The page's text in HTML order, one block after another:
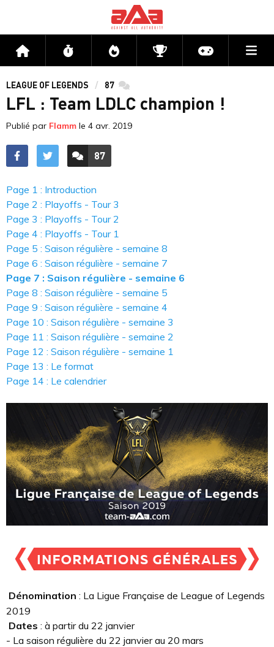
Accueil Flux Directs CompétitionsActu jeux
LEAGUE OF LEGENDS 87 commentaires
LFL : Team LDLC champion !
Publié par Flamm le 4 avr. 2019
ACCÉDER AUX
87
COMMENTAIRES
Page 1 : Introduction
Page 2 : Playoffs - Tour 3
Page 3 : Playoffs - Tour 2
Page 4 : Playoffs - Tour 1
Page 5 : Saison régulière - semaine 8
Page 6 : Saison régulière - semaine 7
Page 7 : Saison régulière - semaine 6
Page 8 : Saison régulière - semaine 5
Page 9 : Saison régulière - semaine 4
Page 10 : Saison régulière - semaine 3
Page 11 : Saison régulière - semaine 2
Page 12 : Saison régulière - semaine 1
Page 13 : Le format
Page 14 : Le calendrier
Dénomination : La Ligue Française de League of Legends
2019
Dates : à partir du 22 janvier
- La saison régulière du 22 janvier au 20 mars